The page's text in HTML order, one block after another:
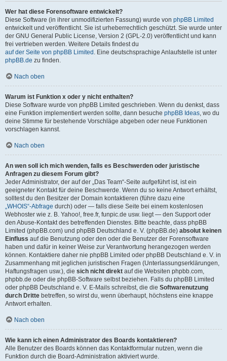
Wer hat diese Forensoftware entwickelt?
Diese Software (in ihrer unmodifizierten Fassung) wurde von phpBB Limited
entwickelt und veröffentlicht. Sie ist urheberrechtlich geschützt. Sie wurde unter
der GNU General Public License, Version 2 (GPL-2.0) veröffentlicht und kann
frei vertrieben werden. Weitere Details findest du
auf der Seite von phpBB Limited . Eine deutschsprachige Anlaufstelle ist unter
phpBB.de zu finden.
Nach oben
Warum ist Funktion x oder y nicht enthalten?
Diese Software wurde von phpBB Limited geschrieben. Wenn du denkst, dass
eine Funktion implementiert werden sollte, dann besuche phpBB Ideas, wo du
deine Stimme für bestehende Vorschläge abgeben oder neue Funktionen
vorschlagen kannst.
Nach oben
An wen soll ich mich wenden, falls es Beschwerden oder juristische
Anfragen zu diesem Forum gibt?
Jeder Administrator, der auf der „Das Team“-Seite aufgeführt ist, ist ein
geeigneter Kontakt für deine Beschwerde. Wenn du so keine Antwort erhältst,
solltest du den Besitzer der Domain kontaktieren (führe dazu eine
„WHOIS“-Abfrage durch) oder — falls diese Seite bei einem kostenlosen
Webhoster wie z. B. Yahoo!, free.fr, funpic.de usw. liegt — den Support oder
den Abuse-Kontakt des betreffenden Dienstes. Bitte beachte, dass phpBB
Limited (phpBB.com) und phpBB Deutschland e. V. (phpBB.de) absolut keinen
Einfluss auf die Benutzung oder den oder die Benutzer der Forensoftware
haben und dafür in keiner Weise zur Verantwortung herangezogen werden
können. Kontaktiere daher nie phpBB Limited oder phpBB Deutschland e. V. in
Zusammenhang mit jeglichen juristischen Fragen (Unterlassungserklärungen,
Haftungsfragen usw.), die sich nicht direkt auf die Websiten phpbb.com,
phpbb.de oder die phpBB-Software selbst beziehen. Falls du phpBB Limited
oder phpBB Deutschland e. V. E-Mails schreibst, die die Softwarenutzung
durch Dritte betreffen, so wirst du, wenn überhaupt, höchstens eine knappe
Antwort erhalten.
Nach oben
Wie kann ich einen Administrator des Boards kontaktieren?
Alle Benutzer des Boards können das Kontaktformular nutzen, wenn die
Funktion durch die Board-Administration aktiviert wurde.